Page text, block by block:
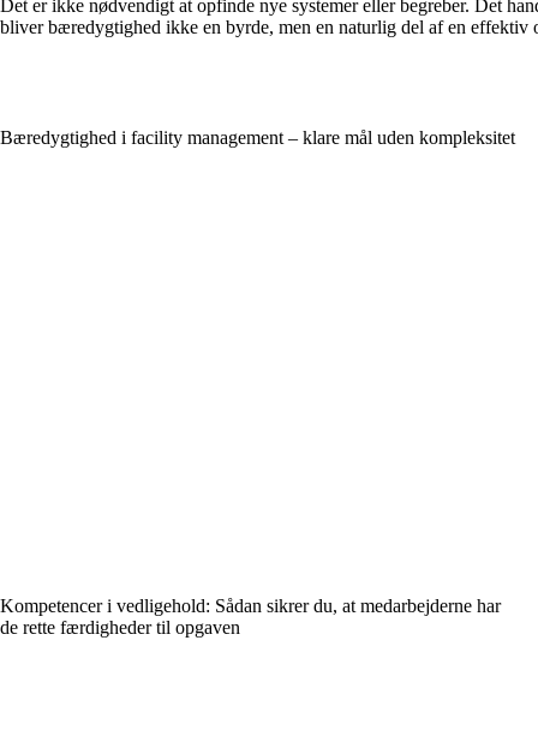
Det er ikke nødvendigt at opfinde nye systemer eller begreber. Det
bliver bæredygtighed ikke en byrde, men en naturlig del af en effektiv
Bæredygtighed i facility management – klare mål uden kompleksitet
Kompetencer i vedligehold: Sådan sikrer du, at medarbejderne har
de rette færdigheder til opgaven